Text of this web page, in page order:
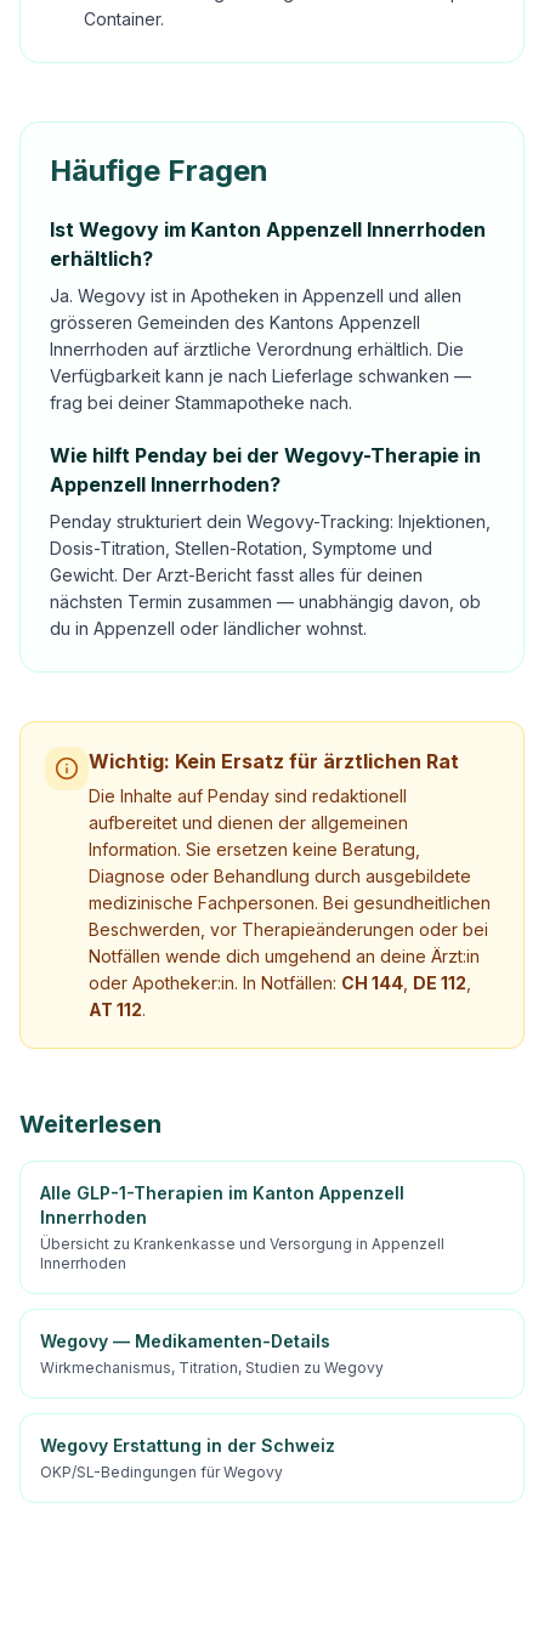
Container.
Häufige Fragen
Ist Wegovy im Kanton Appenzell Innerrhoden
erhältlich?
Ja. Wegovy ist in Apotheken in Appenzell und allen
grösseren Gemeinden des Kantons Appenzell
Innerrhoden auf ärztliche Verordnung erhältlich. Die
Verfügbarkeit kann je nach Lieferlage schwanken —
frag bei deiner Stammapotheke nach.
Wie hilft Penday bei der Wegovy-Therapie in
Appenzell Innerrhoden?
Penday strukturiert dein Wegovy-Tracking: Injektionen,
Dosis-Titration, Stellen-Rotation, Symptome und
Gewicht. Der Arzt-Bericht fasst alles für deinen
nächsten Termin zusammen — unabhängig davon, ob
du in Appenzell oder ländlicher wohnst.
Wichtig: Kein Ersatz für ärztlichen Rat
Die Inhalte auf Penday sind redaktionell
aufbereitet und dienen der allgemeinen
Information. Sie ersetzen keine Beratung,
Diagnose oder Behandlung durch ausgebildete
medizinische Fachpersonen. Bei gesundheitlichen
Beschwerden, vor Therapieänderungen oder bei
Notfällen wende dich umgehend an deine Ärzt:in
oder Apotheker:in. In Notfällen: CH 144 DE 112
AT 112.
Weiterlesen
Alle GLP-1-Therapien im Kanton Appenzell
Innerrhoden
Übersicht zu Krankenkasse und Versorgung in Appenzell
Innerrhoden
Wegovy — Medikamenten-Details
Wirkmechanismus, Titration, Studien zu Wegovy
Wegovy Erstattung in der Schweiz
OKP/SL-Bedingungen für Wegovy